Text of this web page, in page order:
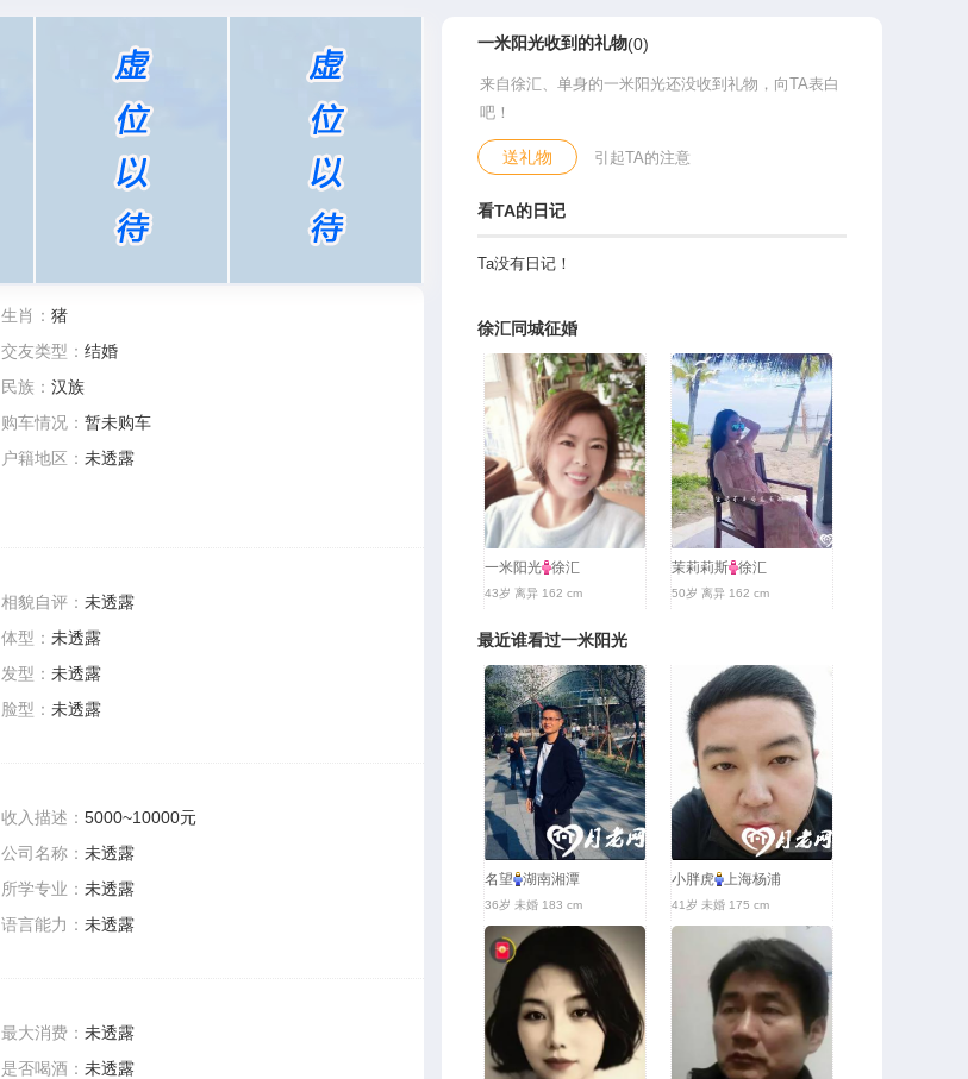
生肖： 猪
交友类型： 结婚
民族： 汉族
购车情况： 暂未购车
户籍地区： 未透露
相貌自评： 未透露
体型： 未透露
发型： 未透露
脸型： 未透露
收入描述： 5000~10000元
公司名称： 未透露
所学专业： 未透露
语言能力： 未透露
最大消费： 未透露
是否喝酒： 未透露
一米阳光收到的礼物(0)
来自徐汇、单身的一米阳光还没收到礼物，向TA表白
吧！
送礼物 引起TA的注意
看TA的日记
Ta没有日记！
徐汇同城征婚
一米阳光 徐汇
43岁 离异 162 cm
茉莉莉斯 徐汇
50岁 离异 162 cm
最近谁看过一米阳光
名望 湖南湘潭
36岁 未婚 183 cm
小胖虎 上海杨浦
41岁 未婚 175 cm